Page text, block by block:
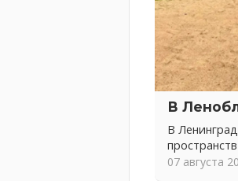
В
В
пространств
07 августа